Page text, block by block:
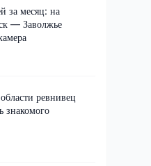
за месяц: на
— Заволжье
ревнивец
знакомого